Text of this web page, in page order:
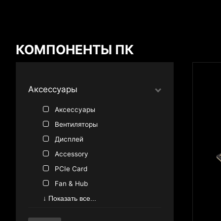
КОМПОНЕНТЫ ПК
Аксессуары
Аксессуары
Вентиляторы
Дисплей
Accessory
PCIe Card
Fan & Hub
↓ Показать все...
Результат сравнения